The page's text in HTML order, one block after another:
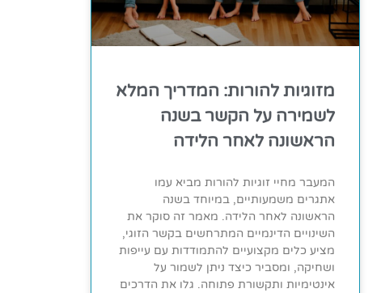
מזוגיות להורות: המדריך המלא
לשמירה על הקשר בשנה
הראשונה לאחר הלידה
המעבר מחיי זוגיות להורות מביא עמו
אתגרים משמעותיים, במיוחד בשנה
הראשונה לאחר הלידה. מאמר זה סוקר את
השינויים הדינמיים המתרחשים בקשר הזוגי,
מציע כלים מקצועיים להתמודדות עם עייפות
ושחיקה, ומסביר כיצד ניתן לשמור על
אינטימיות ותקשורת פתוחה. גלו את הדרכים